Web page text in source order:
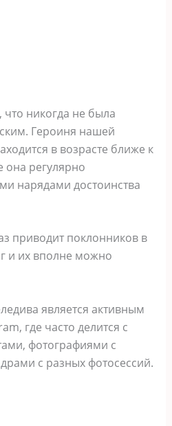
никогда не была
Героиня нашей
в возрасте ближе к
она регулярно
нарядами достоинства
приводит поклонников в
и их вполне можно
является активным
где часто делится с
фотографиями с
с разных фотосессий.